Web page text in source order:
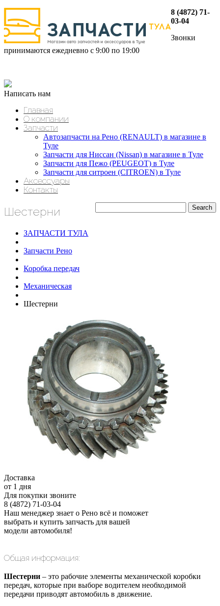
8 (4872) 71-
03-04
Звонки
принимаются ежедневно с 9:00 по 19:00
Написать нам
Главная
О компании
Запчасти
Автозапчасти на Рено (RENAULT) в магазине в
Туле
Запчасти для Ниссан (Nissan) в магазине в Туле
Запчасти для Пежо (PEUGEOT) в Туле
Запчасти для ситроен (CITROEN) в Туле
Аксессуары
Контакты
Шестерни
ЗАПЧАСТИ ТУЛА
Запчасти Рено
Коробка передач
Механическая
Шестерни
Доставка
от 1 дня
Для покупки звоните
8 (4872) 71-03-04
Наш менеджер знает о Рено всё и поможет
выбрать и купить запчасть для вашей
модели автомобиля!
Общая информация:
Шестерни – это рабочие элементы механической коробки
передач, которые при выборе водителем необходимой
передачи приводят автомобиль в движение.